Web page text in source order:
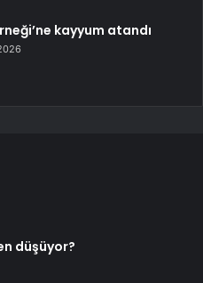
kayyum atandı
düşüyor?